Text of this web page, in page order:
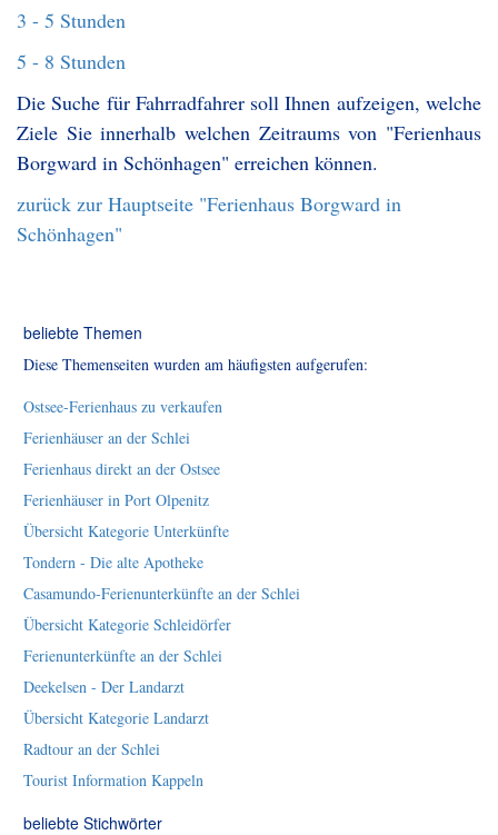
3 - 5 Stunden
5 - 8 Stunden
Die Suche für Fahrradfahrer soll Ihnen aufzeigen, welche
Ziele Sie innerhalb welchen Zeitraums von "Ferienhaus
Borgward in Schönhagen" erreichen können.
zurück zur Hauptseite "Ferienhaus Borgward in
Schönhagen"
beliebte Themen
Diese Themenseiten wurden am häufigsten aufgerufen:
Ostsee-Ferienhaus zu verkaufen
Ferienhäuser an der Schlei
Ferienhaus direkt an der Ostsee
Ferienhäuser in Port Olpenitz
Übersicht Kategorie Unterkünfte
Tondern - Die alte Apotheke
Casamundo-Ferienunterkünfte an der Schlei
Übersicht Kategorie Schleidörfer
Ferienunterkünfte an der Schlei
Deekelsen - Der Landarzt
Übersicht Kategorie Landarzt
Radtour an der Schlei
Tourist Information Kappeln
beliebte Stichwörter